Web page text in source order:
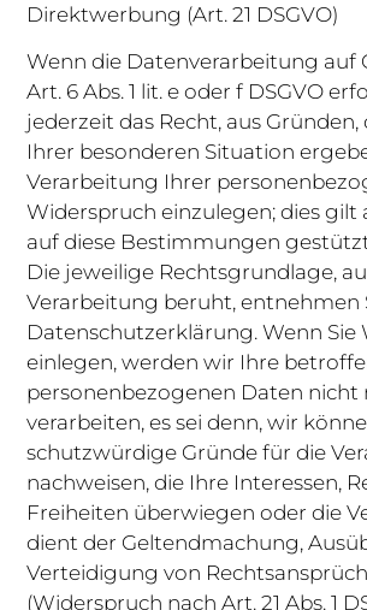
Direktwerbung (Art. 21 DSGVO)
Wenn die Datenverarbeitung auf
Art. 6 Abs. 1 lit. e oder f DSGVO
jederzeit das Recht, aus Gründen,
Ihrer besonderen Situation
Verarbeitung Ihrer
Widerspruch einzulegen; dies gilt
auf diese Bestimmungen
Die jeweilige Rechtsgrundlage,
Verarbeitung beruht, entnehmen
Datenschutzerklärung. Wenn Sie
einlegen, werden wir Ihre
personenbezogenen Daten nicht
verarbeiten, es sei denn, wir
schutzwürdige Gründe für die
nachweisen, die Ihre Interessen,
Freiheiten überwiegen oder die
dient der Geltendmachung,
Verteidigung von
(Widerspruch nach Art. 21 Abs. 1